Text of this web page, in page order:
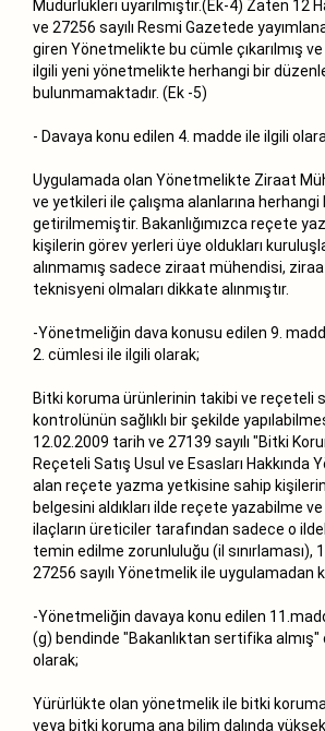
Müdürlükleri uyarılmıştır.(Ek-4) Zaten 12
ve 27256 sayılı Resmi Gazetede
giren Yönetmelikte bu cümle çıkarılmış
ilgili yeni yönetmelikte herhangi bir
bulunmamaktadır. (Ek -5)
- Davaya konu edilen 4. madde ile ilgili
Uygulamada olan Yönetmelikte Ziraat
ve yetkileri ile çalışma alanlarına herhangi
getirilmemiştir. Bakanlığımızca reçete
kişilerin görev yerleri üye oldukları
alınmamış sadece ziraat mühendisi,
teknisyeni olmaları dikkate alınmıştır.
-Yönetmeliğin dava konusu edilen 9.
2. cümlesi ile ilgili olarak;
Bitki koruma ürünlerinin takibi ve reçeteli
kontrolünün sağlıklı bir şekilde
12.02.2009 tarih ve 27139 sayılı "Bitki
Reçeteli Satış Usul ve Esasları Hakkında
alan reçete yazma yetkisine sahip
belgesini aldıkları ilde reçete yazabilme
ilaçların üreticiler tarafından sadece o
temin edilme zorunluluğu (il sınırlaması),
27256 sayılı Yönetmelik ile uygulamadan
-Yönetmeliğin davaya konu edilen
(g) bendinde "Bakanlıktan sertifika almış"
olarak;
Yürürlükte olan yönetmelik ile bitki
veya bitki koruma ana bilim dalında